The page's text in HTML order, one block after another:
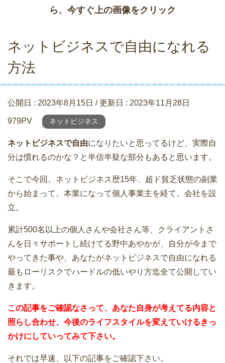
ら、今すぐ上の画像をクリック
ネットビジネスで自由になれる
方法
公開日 : 2023年8月15日 / 更新日 : 2023年11月28日
979PV ネットビジネス
ネットビジネスで自由になりたいと思ってるけど、実際自
分は慣れるのかな？と半信半疑な部分もあると思います。
そこで今回、ネットビジネス歴15年、超ド貧乏状態の副業
から始まって、本業になって個人事業主を経て、会社を設
立。
累計500名以上の個人さんや会社さん等、クライアントさ
んを日々サポートし続けてる野中あやかが、自分が今まで
やってきた事や、あなたがネットビジネスで自由になれる
最もローリスクでハードルの低いやり方迄全て公開してい
きます。
この記事をご確認なさって、あなた自身が考えてる内容と
照らし合わせ、今後のライフスタイルを変えていけるきっ
かけにしていってみて下さい。
それでは早速、以下の記事をご確認下さい。